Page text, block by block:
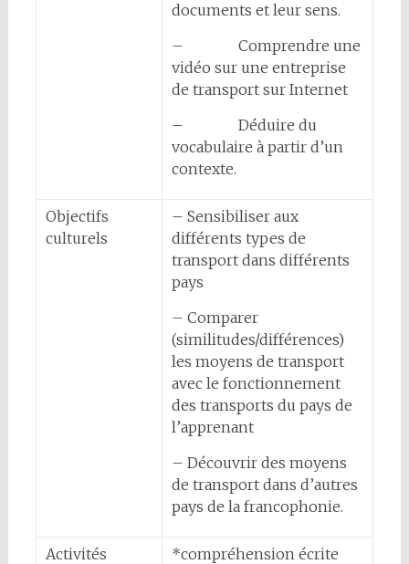
documents et leur sens.
– Comprendre une
vidéo sur une entreprise
de transport sur Internet
– Déduire du
vocabulaire à partir d’un
contexte.
Objectifs
culturels
– Sensibiliser aux
différents types de
transport dans différents
pays
– Comparer
(similitudes/différences)
les moyens de transport
avec le fonctionnement
des transports du pays de
l’apprenant
– Découvrir des moyens
de transport dans d’autres
pays de la francophonie.
Activités
*compréhension écrite